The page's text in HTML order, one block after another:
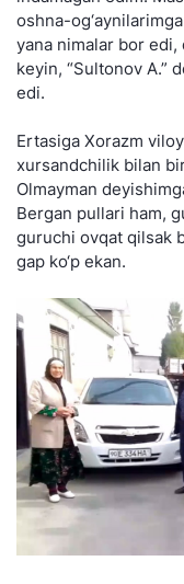
oshna-
yana nimalar bor edi,
keyin, “Sultonov A.”
edi.
Ertasiga Xorazm
xursandchilik bilan
Olmayman
Bergan pullari ham,
guruchi ovqat qilsak
gap ko‘p ekan.